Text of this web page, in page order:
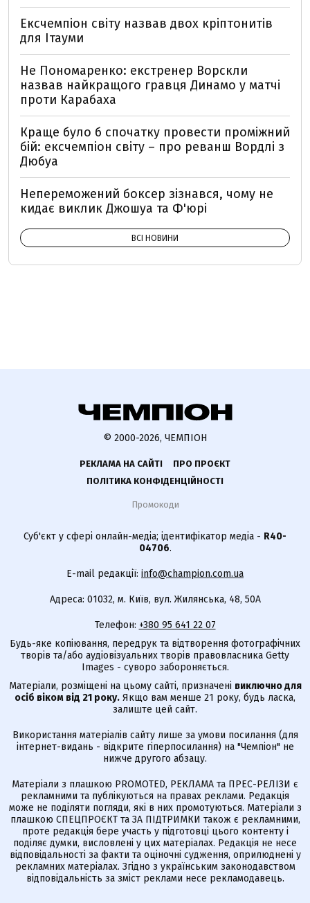
Ексчемпіон світу назвав двох кріптонитів
для Ітауми
Не Пономаренко: екстренер Ворскли
назвав найкращого гравця Динамо у матчі
проти Карабаха
Краще було б спочатку провести проміжний
бій: ексчемпіон світу – про реванш Вордлі з
Дюбуа
Непереможений боксер зізнався, чому не
кидає виклик Джошуа та Ф'юрі
ВСІ НОВИНИ
© 2000-2026, ЧЕМПІОН
РЕКЛАМА НА САЙТІ
ПРО ПРОЄКТ
ПОЛІТИКА КОНФІДЕНЦІЙНОСТІ
Промокоди
Суб'єкт у сфері онлайн-медіа; ідентифікатор медіа - R40-
04706.
E-mail редакції: info@champion.com.ua
Адреса: 01032, м. Київ, вул. Жилянська, 48, 50А
Телефон: +380 95 641 22 07
Будь-яке копіювання, передрук та відтворення фотографічних
творів та/або аудіовізуальних творів правовласника Getty
Images - суворо забороняється.
Матеріали, розміщені на цьому сайті, призначені виключно для
осіб віком від 21 року. Якщо вам менше 21 року, будь ласка,
залиште цей сайт.
Використання матеріалів сайту лише за умови посилання (для
інтернет-видань - відкрите гіперпосилання) на "Чемпіон" не
нижче другого абзацу.
Матеріали з плашкою PROMOTED, РЕКЛАМА та ПРЕС-РЕЛІЗИ є
рекламними та публікуються на правах реклами. Редакція
може не поділяти погляди, які в них промотуються. Матеріали з
плашкою СПЕЦПРОЄКТ та ЗА ПІДТРИМКИ також є рекламними,
проте редакція бере участь у підготовці цього контенту і
поділяє думки, висловлені у цих матеріалах. Редакція не несе
відповідальності за факти та оціночні судження, оприлюднені у
рекламних матеріалах. Згідно з українським законодавством
відповідальність за зміст реклами несе рекламодавець.